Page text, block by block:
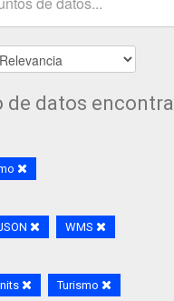
de datos
WMS
Turismo